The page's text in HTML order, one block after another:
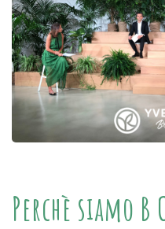
Perchè siamo B